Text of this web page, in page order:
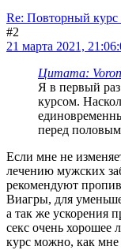
Re: Повторный курс
#2
21 марта 2021,
Цитата: Voron
Я в первый
курсом.
перед
Если мне не
лечению мужских
рекомендуют
Виагры, для
а так же ускорения
секс очень хорошее
курс можно, как мне